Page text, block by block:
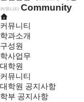
커뮤니티 Community
커뮤니티
학과소개
구성원
학사업무
대학원
커뮤니티
대학원 공지사항
학부 공지사항